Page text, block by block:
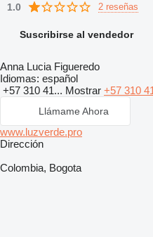
1.0 2 reseñas
Suscribirse al vendedor
Anna Lucia Figueredo
Idiomas: español
+57 310 41... Mostrar +57 310
Llámame Ahora
www.luzverde.pro
Dirección
Colombia, Bogota